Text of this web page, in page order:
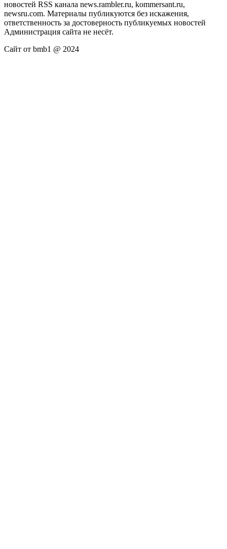
новостей RSS канала news.rambler.ru, kommersant.ru,
newsru.com. Материалы публикуются без искажения,
ответственность за достоверность публикуемых новостей
Администрация сайта не несёт.
Сайт от bmb1 @ 2024